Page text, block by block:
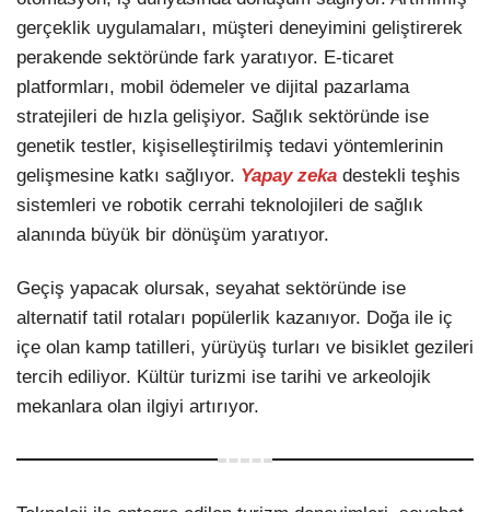
gerçeklik uygulamaları, müşteri deneyimini geliştirerek
perakende sektöründe fark yaratıyor. E-ticaret
platformları, mobil ödemeler ve dijital pazarlama
stratejileri de hızla gelişiyor. Sağlık sektöründe ise
genetik testler, kişiselleştirilmiş tedavi yöntemlerinin
gelişmesine katkı sağlıyor. Yapay zeka destekli teşhis
sistemleri ve robotik cerrahi teknolojileri de sağlık
alanında büyük bir dönüşüm yaratıyor.
Geçiş yapacak olursak, seyahat sektöründe ise
alternatif tatil rotaları popülerlik kazanıyor. Doğa ile iç
içe olan kamp tatilleri, yürüyüş turları ve bisiklet gezileri
tercih ediliyor. Kültür turizmi ise tarihi ve arkeolojik
mekanlara olan ilgiyi artırıyor.